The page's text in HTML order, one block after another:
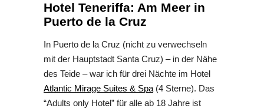
Hotel Teneriffa: Am Meer in
Puerto de la Cruz
In Puerto de la Cruz (nicht zu verwechseln
mit der Hauptstadt Santa Cruz) – in der Nähe
des Teide – war ich für drei Nächte im Hotel
Atlantic Mirage Suites & Spa (4 Sterne). Das
“Adults only Hotel” für alle ab 18 Jahre ist